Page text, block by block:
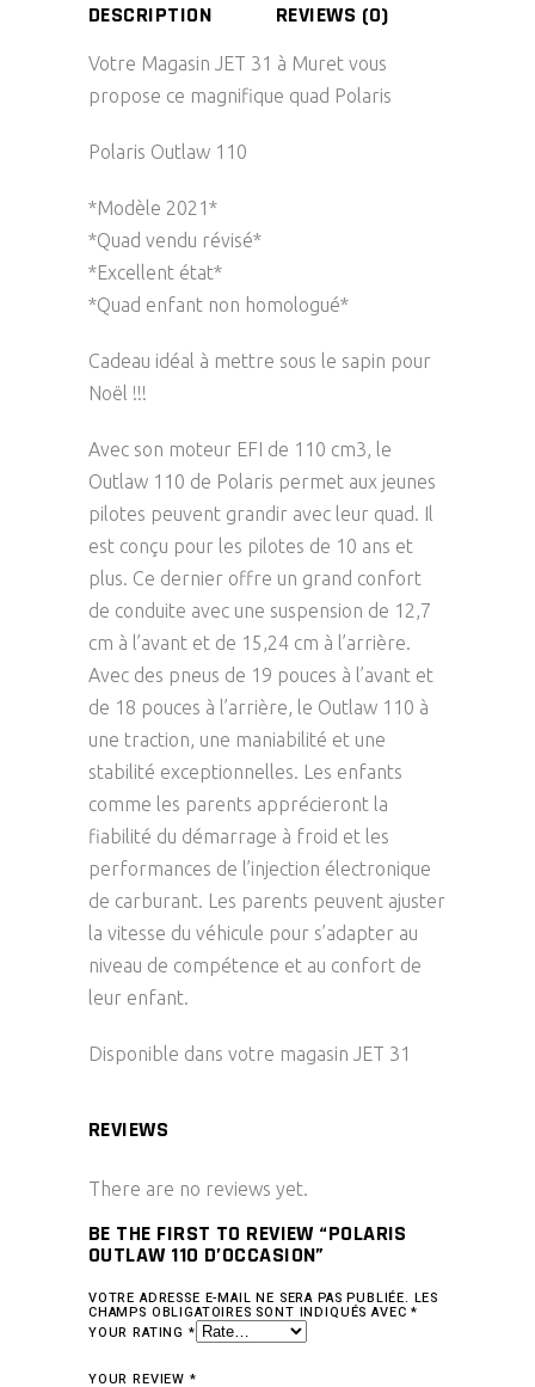
DESCRIPTION REVIEWS (0)
Votre Magasin JET 31 à Muret vous
propose ce magnifique quad Polaris
Polaris Outlaw 110
*Modèle 2021*
*Quad vendu révisé*
*Excellent état*
*Quad enfant non homologué*
Cadeau idéal à mettre sous le sapin pour
Noël !!!
Avec son moteur EFI de 110 cm3, le
Outlaw 110 de Polaris permet aux jeunes
pilotes peuvent grandir avec leur quad. Il
est conçu pour les pilotes de 10 ans et
plus. Ce dernier offre un grand confort
de conduite avec une suspension de 12,7
cm à l’avant et de 15,24 cm à l’arrière.
Avec des pneus de 19 pouces à l’avant et
de 18 pouces à l’arrière, le Outlaw 110 à
une traction, une maniabilité et une
stabilité exceptionnelles. Les enfants
comme les parents apprécieront la
fiabilité du démarrage à froid et les
performances de l’injection électronique
de carburant. Les parents peuvent ajuster
la vitesse du véhicule pour s’adapter au
niveau de compétence et au confort de
leur enfant.
Disponible dans votre magasin JET 31
REVIEWS
There are no reviews yet.
BE THE FIRST TO REVIEW “POLARIS
OUTLAW 110 D’OCCASION”
VOTRE ADRESSE E-MAIL NE SERA PAS PUBLIÉE. LES
CHAMPS OBLIGATOIRES SONT INDIQUÉS AVEC*
YOUR RATING *
YOUR REVIEW *